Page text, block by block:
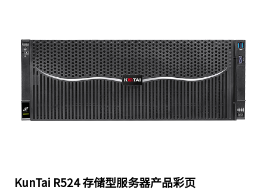
KunTai R524 存储型服务器产品彩页